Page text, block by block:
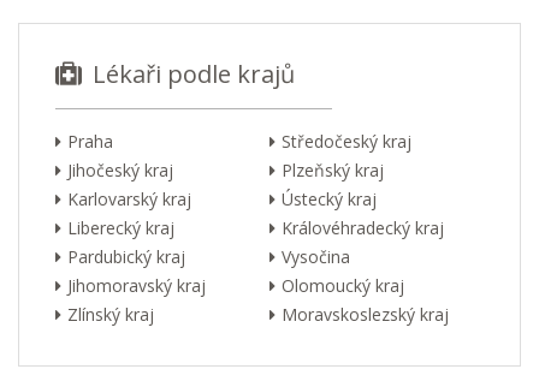
Lékaři podle krajů
Praha
Středočeský kraj
Jihočeský kraj
Plzeňský kraj
Karlovarský kraj
Ústecký kraj
Liberecký kraj
Královéhradecký kraj
Pardubický kraj
Vysočina
Jihomoravský kraj
Olomoucký kraj
Zlínský kraj
Moravskoslezský kraj